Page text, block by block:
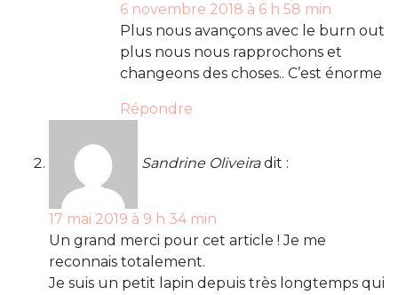
6 novembre 2018 à 6 h 58 min
Plus nous avançons avec le burn out
plus nous nous rapprochons et
changeons des choses.. C’est énorme
Répondre
Sandrine Oliveira dit :
17 mai 2019 à 9 h 34 min
Un grand merci pour cet article ! Je me
reconnais totalement.
Je suis un petit lapin depuis très longtemps qui